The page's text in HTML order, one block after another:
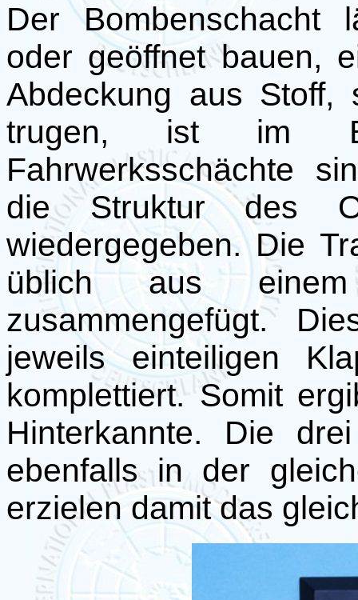
Der Bombenschacht
oder geöffnet bauen,
Abdeckung aus Stoff,
trugen, ist im
Fahrwerksschächte
die Struktur des
wiedergegeben. Die
üblich aus
zusammengefügt.
jeweils einteiligen
komplettiert. Somit
Hinterkannte. Die
ebenfalls in der
erzielen damit das